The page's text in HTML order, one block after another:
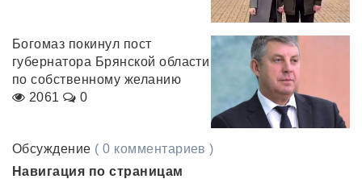
Богомаз покинул пост
губернатора Брянской области
по собственному желанию
2061
0
Обсуждение ( 0 комментариев )
Навигация по страницам